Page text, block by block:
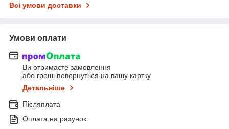
Всі умови доставки
Умови оплати
Ви отримаєте замовлення
або гроші повернуться на вашу картку
Детальніше
Післяплата
Оплата на рахунок